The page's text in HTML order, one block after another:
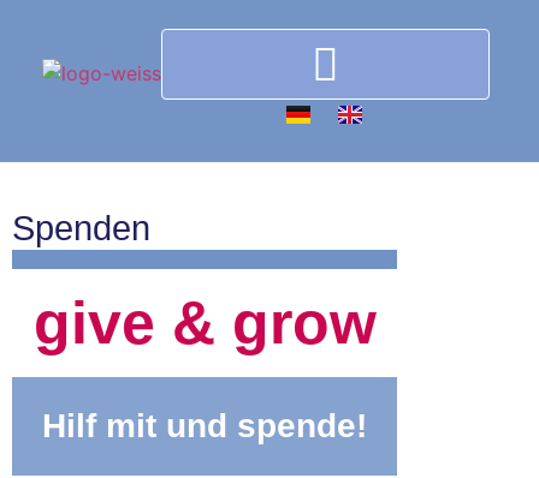
Spenden
give & grow
Hilf mit und spende!